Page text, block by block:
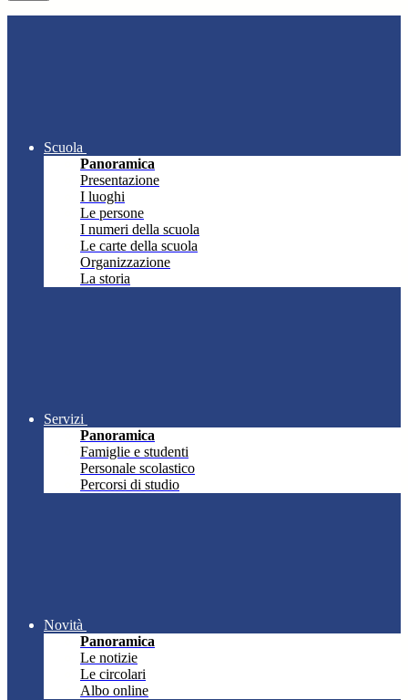
Scuola
Panoramica
Presentazione
I luoghi
Le persone
I numeri della scuola
Le carte della scuola
Organizzazione
La storia
Servizi
Panoramica
Famiglie e studenti
Personale scolastico
Percorsi di studio
Novità
Panoramica
Le notizie
Le circolari
Albo online